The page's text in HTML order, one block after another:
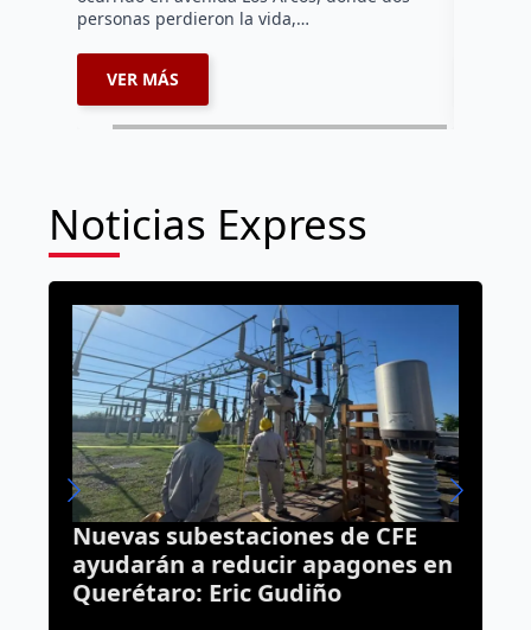
personas perdieron la vida,…
VER MÁS
Noticias Express
Nuevas subestaciones de CFE
ayudarán a reducir apagones en
Querétaro: Eric Gudiño